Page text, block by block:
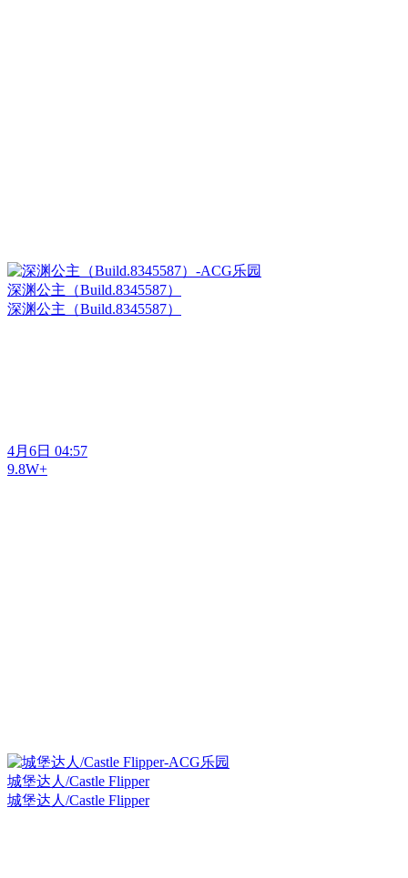
深渊公主（Build.8345587）
深渊公主（Build.8345587）
4月6日 04:57
9.8W+
城堡达人/Castle Flipper
城堡达人/Castle Flipper